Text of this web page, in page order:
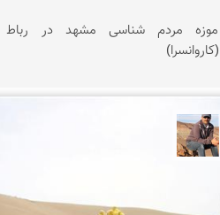
موزه مردم شناسی مشهد در رباط
(کاروانسرا)